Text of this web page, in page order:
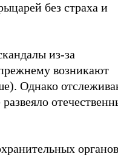
без страха и
из-за
возникают
Однако